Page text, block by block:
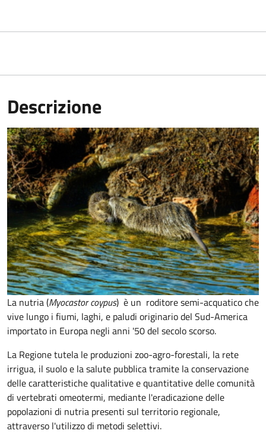
Descrizione
La nutria (Myocastor coypus) è un roditore semi-acquatico che
vive lungo i fiumi, laghi, e paludi originario del Sud-America
importato in Europa negli anni '50 del secolo scorso.
La Regione tutela le produzioni zoo-agro-forestali, la rete
irrigua, il suolo e la salute pubblica tramite la conservazione
delle caratteristiche qualitative e quantitative delle comunità
di vertebrati omeotermi, mediante l'eradicazione delle
popolazioni di nutria presenti sul territorio regionale,
attraverso l'utilizzo di metodi selettivi.